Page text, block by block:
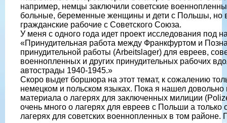
например, немцы заключили советские
больные, беременные женщины и дети с Польшы, но
гражданские рабочие с Советского Союза.
У меня с одного года идет проект исследования под
«Принудительная работа между Франкфуртом и
принудительной работы (Arbeitslager) для евреев,
военнопленных и других принудительных рабочих
автострады 1940-1945.»
Скоро выдет боршюра на этот темат, к сожалению
немецком и польском языках. Пока я нашел довольно
материала о лагерях для заключенных милиции
очень много о лагерях для евреев с Польши а только
лагерях для советских военнопленных в том районе.